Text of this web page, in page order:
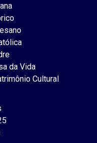
da Vida
Cultural